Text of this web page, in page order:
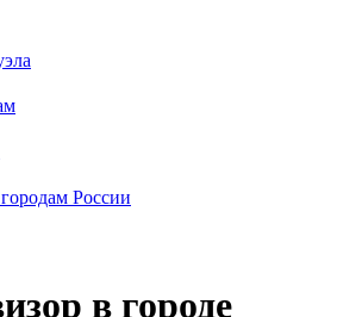
России
в городе